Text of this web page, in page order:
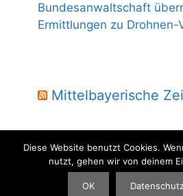
Bundesanwaltschaft
Ermittlungen zu Drohnen-
Mittelbayerische
© 2004 - 2026 Laber Jura -
Diese Website benutzt Cookies.
nutzt, gehen wir von deinem
OK